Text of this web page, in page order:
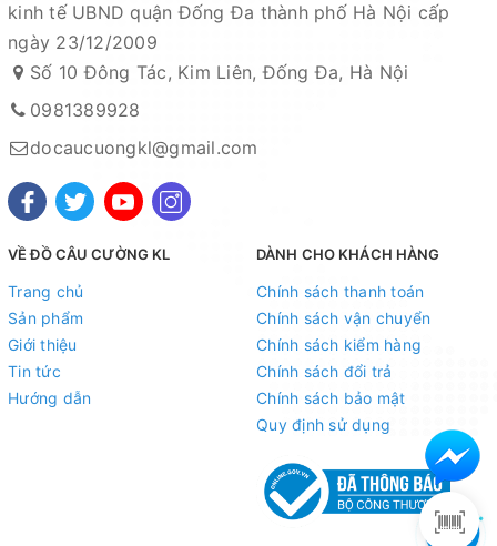
kinh tế UBND quận Đống Đa thành phố Hà Nội cấp
ngày 23/12/2009
Số 10 Đông Tác, Kim Liên, Đống Đa, Hà Nội
0981389928
docaucuongkl@gmail.com
VỀ ĐỒ CÂU CƯỜNG KL
Trang chủ
Sản phẩm
Giới thiệu
Tin tức
Hướng dẫn
DÀNH CHO KHÁCH HÀNG
Chính sách thanh toán
Chính sách vận chuyển
Chính sách kiểm hàng
Chính sách đổi trả
Chính sách bảo mật
Quy định sử dụng